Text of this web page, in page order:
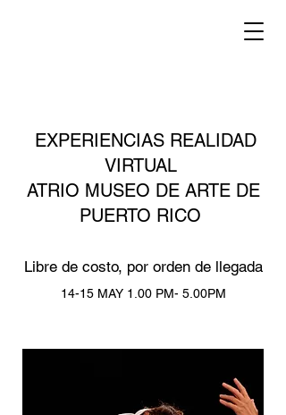
EXPERIENCIAS REALIDAD
VIRTUAL
ATRIO MUSEO DE ARTE DE
PUERTO RICO
Libre de costo, por orden de llegada
14-15 MAY 1.00 PM- 5.00PM